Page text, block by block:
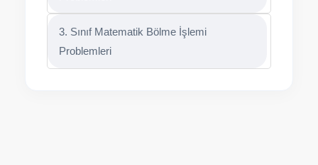
3. Sınıf Matematik Bölme İşlemi
Problemleri